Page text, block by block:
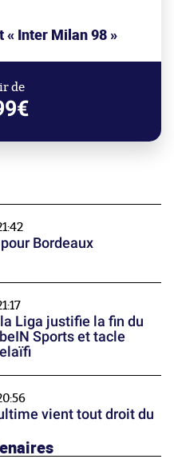
Inter Milan 98 »
de
Bordeaux
Liga justifie la fin du
Sports et tacle
vient tout droit du